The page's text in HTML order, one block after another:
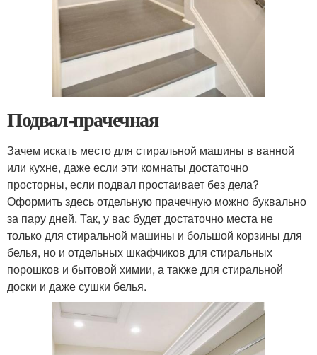
Подвал-прачечная
Зачем искать место для стиральной машины в ванной
или кухне, даже если эти комнаты достаточно
просторны, если подвал простаивает без дела?
Оформить здесь отдельную прачечную можно буквально
за пару дней. Так, у вас будет достаточно места не
только для стиральной машины и большой корзины для
белья, но и отдельных шкафчиков для стиральных
порошков и бытовой химии, а также для стиральной
доски и даже сушки белья.